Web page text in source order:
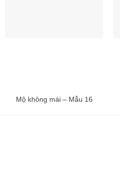
Mộ không mái – Mẫu 16